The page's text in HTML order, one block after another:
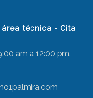
técnica - Cita
am a 12:00 pm.